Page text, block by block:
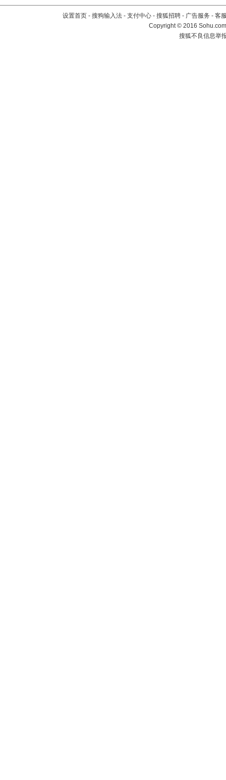
设置首页 - 搜狗输入法 - 支付中心 - 搜狐招聘 - 广告服务 - 客
Copyright©2016
搜狐不良信息举